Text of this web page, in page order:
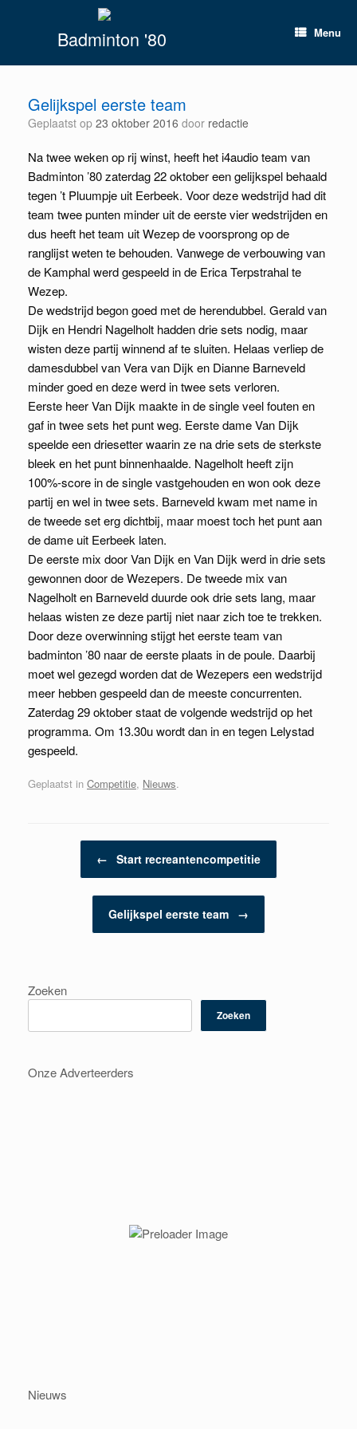
Badminton '80 Menu
Gelijkspel eerste team
Geplaatst op 23 oktober 2016 door redactie
Na twee weken op rij winst, heeft het i4audio team van
Badminton ’80 zaterdag 22 oktober een gelijkspel behaald
tegen ’t Pluumpje uit Eerbeek. Voor deze wedstrijd had dit
team twee punten minder uit de eerste vier wedstrijden en
dus heeft het team uit Wezep de voorsprong op de
ranglijst weten te behouden. Vanwege de verbouwing van
de Kamphal werd gespeeld in de Erica Terpstrahal te
Wezep.
De wedstrijd begon goed met de herendubbel. Gerald van
Dijk en Hendri Nagelholt hadden drie sets nodig, maar
wisten deze partij winnend af te sluiten. Helaas verliep de
damesdubbel van Vera van Dijk en Dianne Barneveld
minder goed en deze werd in twee sets verloren.
Eerste heer Van Dijk maakte in de single veel fouten en
gaf in twee sets het punt weg. Eerste dame Van Dijk
speelde een driesetter waarin ze na drie sets de sterkste
bleek en het punt binnenhaalde. Nagelholt heeft zijn
100%-score in de single vastgehouden en won ook deze
partij en wel in twee sets. Barneveld kwam met name in
de tweede set erg dichtbij, maar moest toch het punt aan
de dame uit Eerbeek laten.
De eerste mix door Van Dijk en Van Dijk werd in drie sets
gewonnen door de Wezepers. De tweede mix van
Nagelholt en Barneveld duurde ook drie sets lang, maar
helaas wisten ze deze partij niet naar zich toe te trekken.
Door deze overwinning stijgt het eerste team van
badminton ’80 naar de eerste plaats in de poule. Daarbij
moet wel gezegd worden dat de Wezepers een wedstrijd
meer hebben gespeeld dan de meeste concurrenten.
Zaterdag 29 oktober staat de volgende wedstrijd op het
programma. Om 13.30u wordt dan in en tegen Lelystad
gespeeld.
Geplaatst in Competitie, Nieuws.
Berichtnavigatie
← Start recreantencompetitie
Gelijkspel eerste team →
Zoeken
Zoeken
Onze Adverteerders
Nieuws